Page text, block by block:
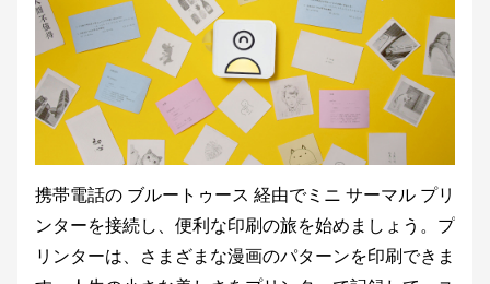
携帯電話の ブルートゥース 経由でミニ サーマル プリ
ンターを接続し、便利な印刷の旅を始めましょう。プ
リンターは、さまざまな漫画のパターンを印刷できま